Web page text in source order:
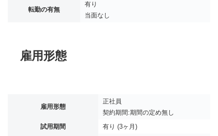
転勤の有無
有り
当面なし
雇用形態
雇用形態
正社員
契約期間:期間の定め無し
試用期間
有り (3ヶ月)